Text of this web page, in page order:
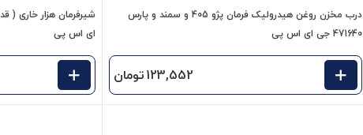
درب مخزن روغن هیدرولیک فرمان پژو 405 و سمند و پارس
471640 جی ای اس پی
123,552تومان
ای اس پی